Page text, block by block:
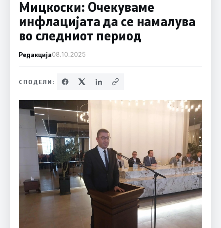
Мицкоски: Очекуваме
инфлацијата да се намалува
во следниот период
Редакција08.10.2025
СПОДЕЛИ: